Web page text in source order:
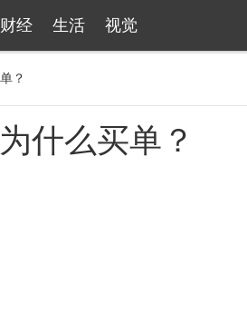
财经 生活 视觉
？
什么买单？